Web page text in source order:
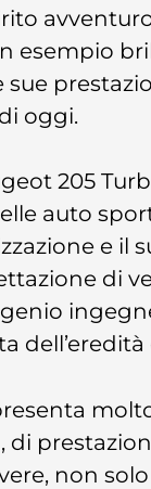
esempio
sue
oggi.
205
auto
e il
di
non